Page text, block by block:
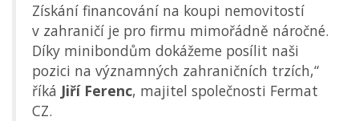
Získání financování na koupi nemovitostí
v zahraničí je pro firmu mimořádně náročné.
Díky minibondům dokážeme posílit naši
pozici na významných zahraničních trzích,“
říká Jiří Ferenc, majitel společnosti Fermat
CZ.